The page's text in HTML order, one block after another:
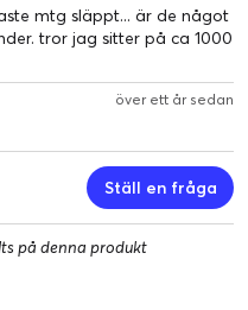
mtg släppt... är de något
tror jag sitter på ca 1000
över ett år sedan
Ställ en fråga
på denna produkt